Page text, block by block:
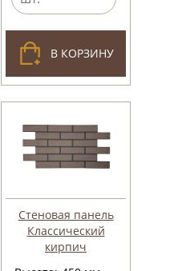
В КОРЗИНУ
Стеновая панель
Классический
кирпич